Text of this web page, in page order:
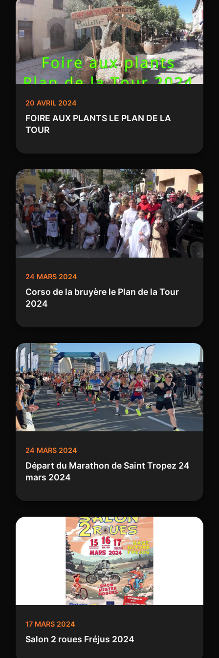
20 AVRIL 2024
FOIRE AUX PLANTS LE PLAN DE LA
TOUR
24 MARS 2024
Corso de la bruyère le Plan de la Tour
2024
24 MARS 2024
Départ du Marathon de Saint Tropez 24
mars 2024
17 MARS 2024
Salon 2 roues Fréjus 2024